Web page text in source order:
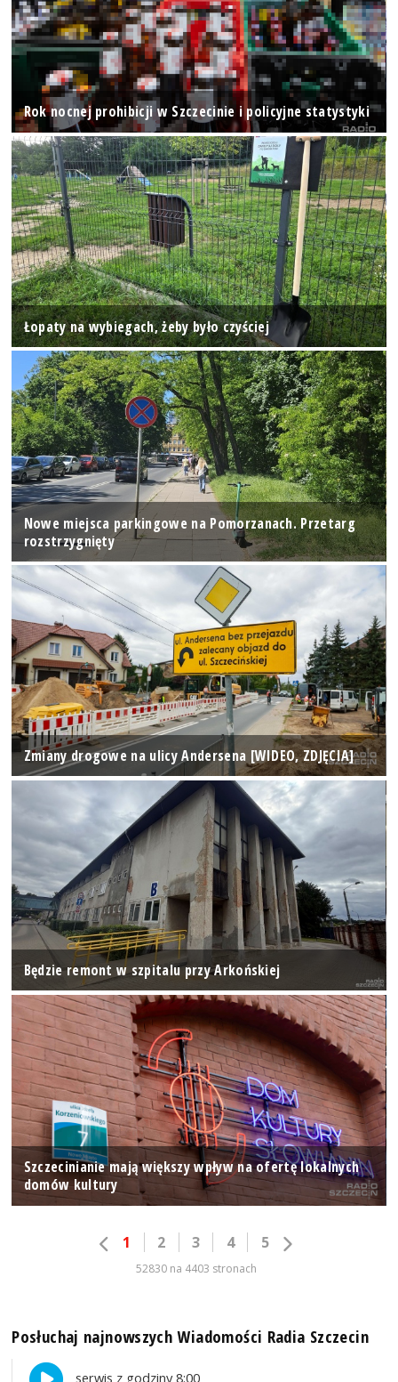
Rok nocnej prohibicji w Szczecinie i policyjne statystyki
Łopaty na wybiegach, żeby było czyściej
Nowe miejsca parkingowe na Pomorzanach. Przetarg
rozstrzygnięty
Zmiany drogowe na ulicy Andersena [WIDEO, ZDJĘCIA]
Będzie remont w szpitalu przy Arkońskiej
Szczecinianie mają większy wpływ na ofertę lokalnych
domów kultury
1 2 3 4 5
52830 na 4403 stronach
Posłuchaj najnowszych Wiadomości Radia Szczecin
serwis z godziny 8:00